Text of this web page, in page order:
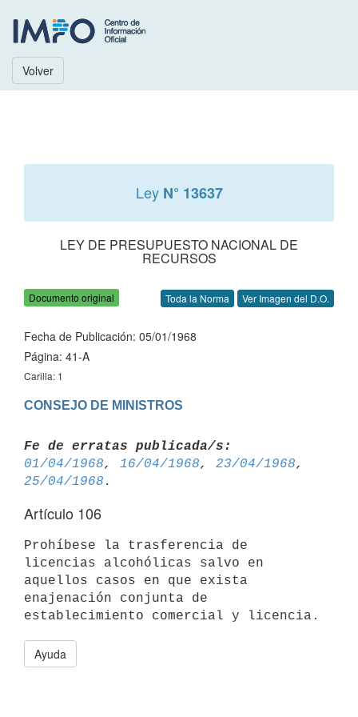
Volver
Ley N° 13637
LEY DE PRESUPUESTO NACIONAL DE
RECURSOS
Documento original Toda la Norma Ver Imagen del D.O.
Fecha de Publicación: 05/01/1968
Página: 41-A
Carilla: 1
CONSEJO DE MINISTROS
Fe de erratas publicada/s:
01/04/1968, 16/04/1968, 23/04/1968
25/04/1968
Artículo 106
Prohíbese la trasferencia de
licencias alcohólicas salvo en
aquellos casos en que exista
enajenación conjunta de
Ayuda